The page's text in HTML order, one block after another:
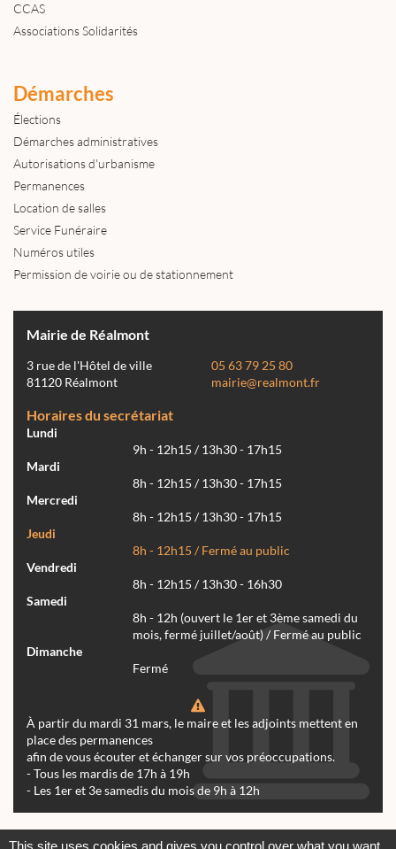
CCAS
Associations Solidarités
Démarches
Élections
Démarches administratives
Autorisations d'urbanisme
Permanences
Location de salles
Service Funéraire
Numéros utiles
Permission de voirie ou de stationnement
Mairie de Réalmont
3 rue de l'Hôtel de ville
81120 Réalmont
05 63 79 25 80
mairie@realmont.fr
Horaires du secrétariat
Lundi
9h - 12h15 / 13h30 - 17h15
Mardi
8h - 12h15 / 13h30 - 17h15
Mercredi
8h - 12h15 / 13h30 - 17h15
Jeudi
8h - 12h15 / Fermé au public
Vendredi
8h - 12h15 / 13h30 - 16h30
Samedi
8h - 12h (ouvert le 1er et 3ème samedi du
mois, fermé juillet/août) / Fermé au public
Dimanche
Fermé
À partir du mardi 31 mars, le maire et les adjoints mettent en
place des permanences
afin de vous écouter et échanger sur vos préoccupations.
- Tous les mardis de 17h à 19h
- Les 1er et 3e samedis du mois de 9h à 12h
This site uses cookies and gives you control over what you want